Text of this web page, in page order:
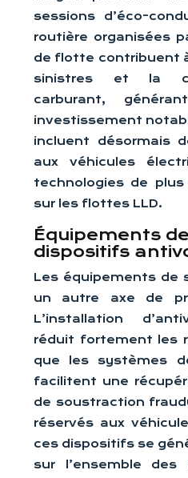
sessions d’éco-
routière organisées
de flotte contribuent
sinistres et la
carburant,
investissement
incluent désormais
aux véhicules
technologies de
sur les flottes LLD.
Équipements
dispositifs
Les équipements de
un autre axe de
L’installation
réduit fortement les
que les systèmes
facilitent une
de soustraction
réservés aux
ces dispositifs se
sur l’ensemble